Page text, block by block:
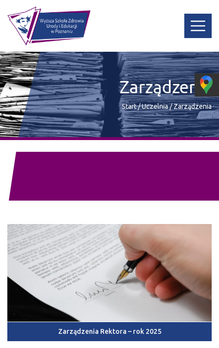
Zarządzenia
Start/Uczelnia/Zarządzenia
Zarządzenia Rektora – rok 2025